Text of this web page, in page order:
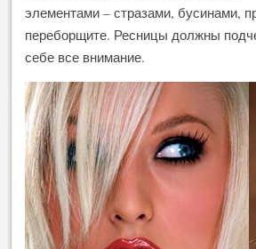
элементами – стразами, бусинами,
переборщите. Ресницы должны
себе все внимание.